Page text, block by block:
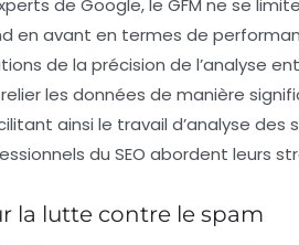
en avant en termes de
de la précision de l’analyse
les données de manière
ainsi le travail d’analyse
du SEO abordent leurs
la lutte contre le spam